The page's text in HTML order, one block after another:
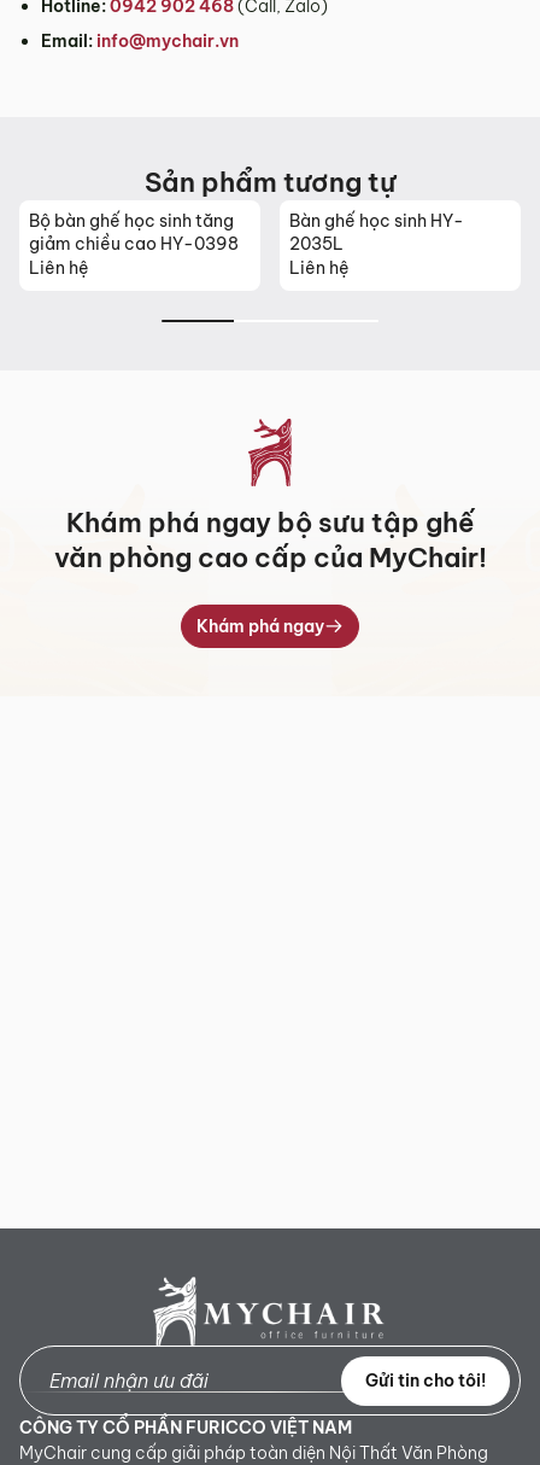
Hotline:0942 902 468(Call, Zalo)
Email: info@mychair.vn
Sản phẩm tương tự
Bộ bàn ghế học sinh tăng
giảm chiều cao HY-0398
Liên hệ
Bàn ghế học sinh HY-
2035L
Liên hệ
Khám phá ngay bộ sưu tập ghế
văn phòng cao cấp của MyChair!
Khám phá ngay
Gửi tin cho tôi!
CÔNG TY CỔ PHẦN FURICCO VIỆT NAM
MyChair cung cấp giải pháp toàn diện Nội Thất Văn Phòng